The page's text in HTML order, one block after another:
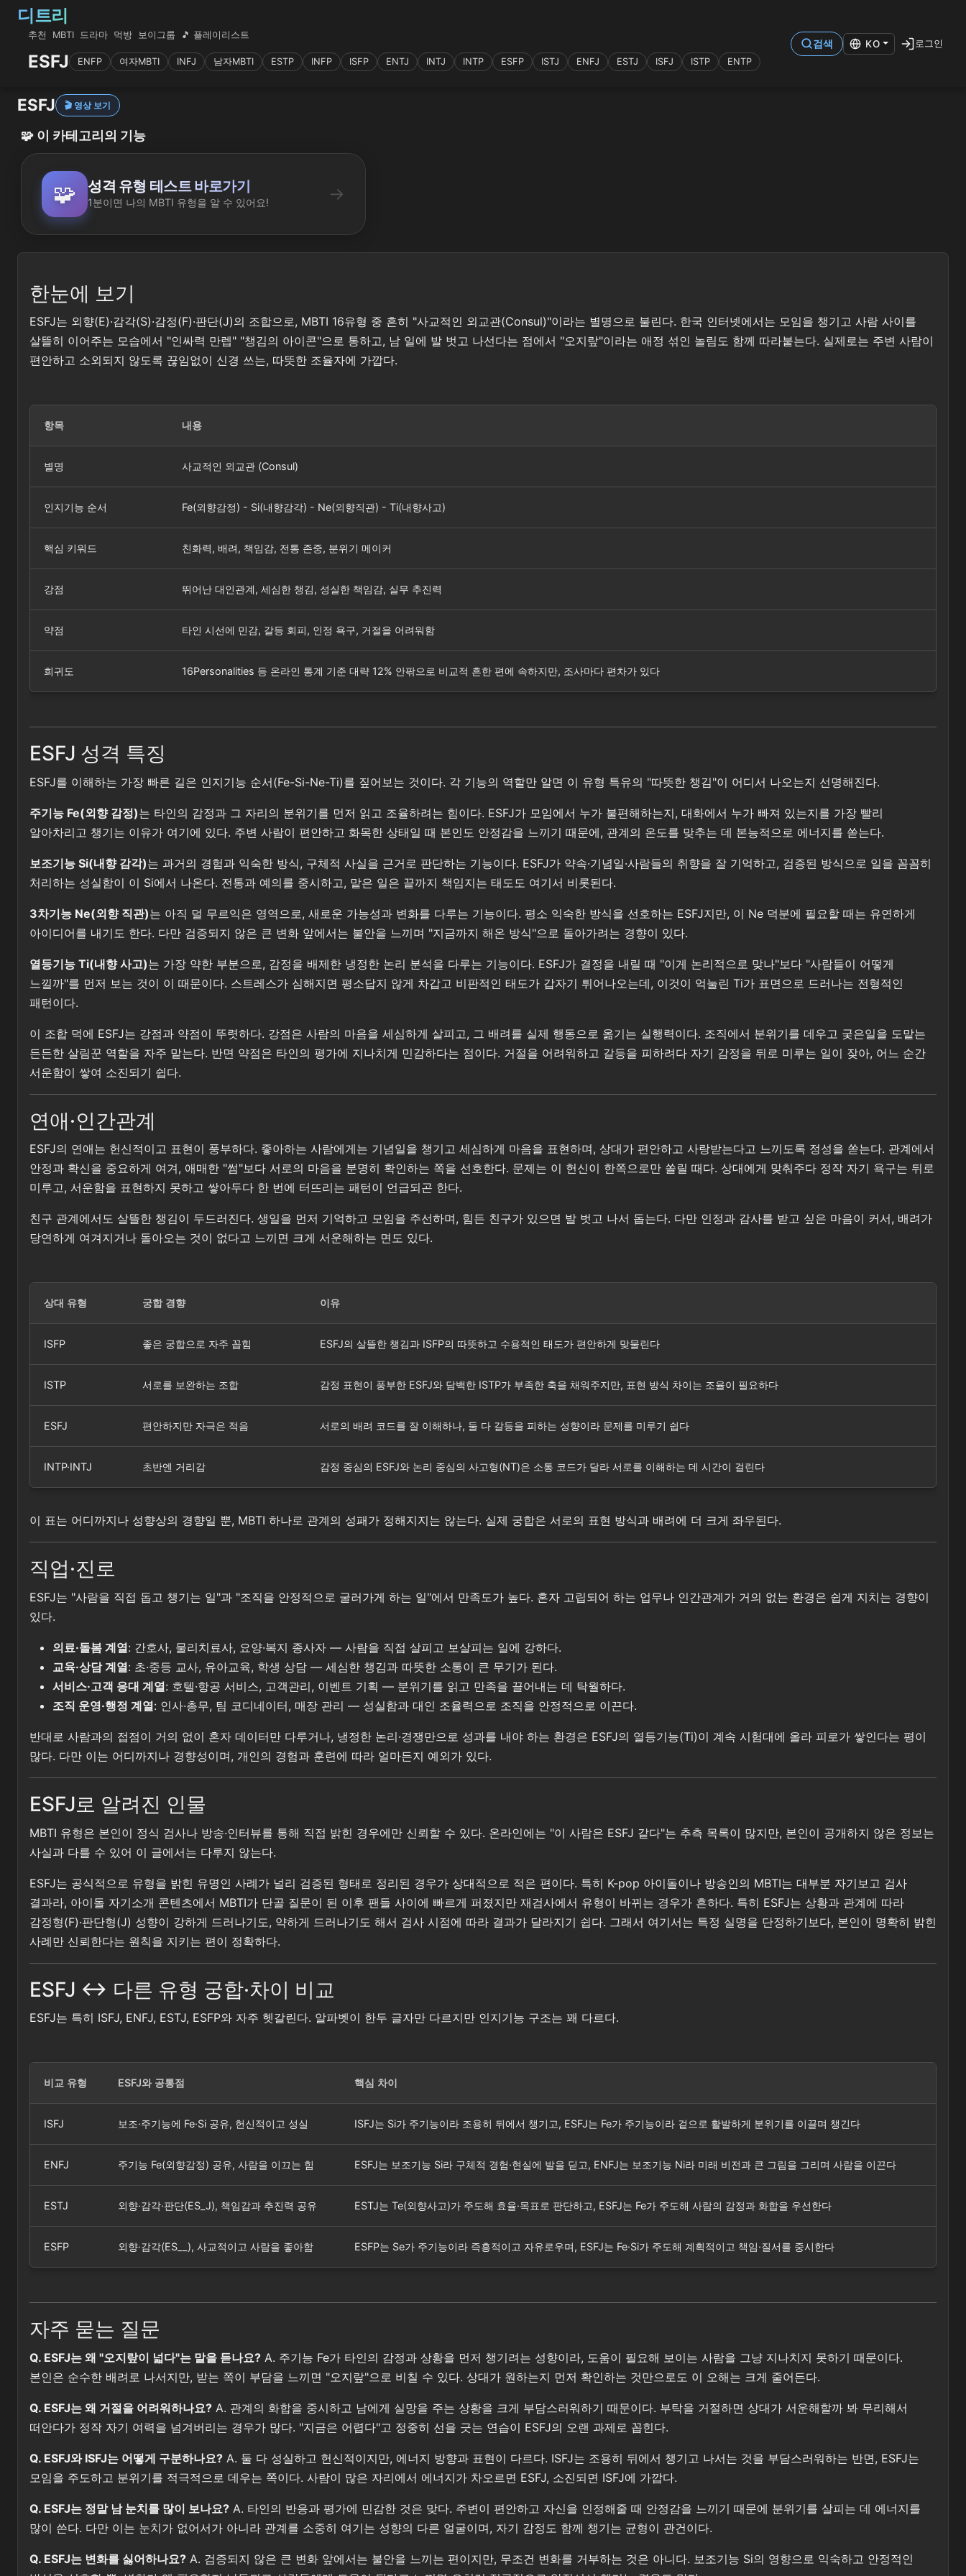
디트리
추천 MBTI 드라마 먹방 보이그룹 🎵 플레이리스트
ESFJ ENFP 여자MBTI INFJ 남자MBTI ESTP INFP ISFP ENTJ INTJ INTP ESFP ISTJ ENFJ ESTJ ISFJ ISTP ENTP
검색 KO 로그인
ESFJ 🎬 영상 보기
🧩 이 카테고리의 기능
🧩 성격 유형 테스트 바로가기
1분이면 나의 MBTI 유형을 알 수 있어요! →
한눈에 보기
ESFJ는 외향(E)·감각(S)·감정(F)·판단(J)의 조합으로, MBTI 16유형 중 흔히 "사교적인 외교관(Consul)"이라는 별명으로 불린다. 한국 인터넷에서는 모임을 챙기고 사람 사이를
살뜰히 이어주는 모습에서 "인싸력 만렙" "챙김의 아이콘"으로 통하고, 남 일에 발 벗고 나선다는 점에서 "오지랖"이라는 애정 섞인 놀림도 함께 따라붙는다. 실제로는 주변 사람이
편안하고 소외되지 않도록 끊임없이 신경 쓰는, 따뜻한 조율자에 가깝다.
항목 내용
별명 사교적인 외교관 (Consul)
인지기능 순서 Fe(외향감정) - Si(내향감각) - Ne(외향직관) - Ti(내향사고)
핵심 키워드 친화력, 배려, 책임감, 전통 존중, 분위기 메이커
강점 뛰어난 대인관계, 세심한 챙김, 성실한 책임감, 실무 추진력
약점 타인 시선에 민감, 갈등 회피, 인정 욕구, 거절을 어려워함
희귀도 16Personalities 등 온라인 통계 기준 대략 12% 안팎으로 비교적 흔한 편에 속하지만, 조사마다 편차가 있다
ESFJ 성격 특징
ESFJ를 이해하는 가장 빠른 길은 인지기능 순서(Fe-Si-Ne-Ti)를 짚어보는 것이다. 각 기능의 역할만 알면 이 유형 특유의 "따뜻한 챙김"이 어디서 나오는지 선명해진다.
주기능 Fe(외향 감정)는 타인의 감정과 그 자리의 분위기를 먼저 읽고 조율하려는 힘이다. ESFJ가 모임에서 누가 불편해하는지, 대화에서 누가 빠져 있는지를 가장 빨리
알아차리고 챙기는 이유가 여기에 있다. 주변 사람이 편안하고 화목한 상태일 때 본인도 안정감을 느끼기 때문에, 관계의 온도를 맞추는 데 본능적으로 에너지를 쏟는다.
보조기능 Si(내향 감각)는 과거의 경험과 익숙한 방식, 구체적 사실을 근거로 판단하는 기능이다. ESFJ가 약속·기념일·사람들의 취향을 잘 기억하고, 검증된 방식으로 일을 꼼꼼히
처리하는 성실함이 이 Si에서 나온다. 전통과 예의를 중시하고, 맡은 일은 끝까지 책임지는 태도도 여기서 비롯된다.
3차기능 Ne(외향 직관)는 아직 덜 무르익은 영역으로, 새로운 가능성과 변화를 다루는 기능이다. 평소 익숙한 방식을 선호하는 ESFJ지만, 이 Ne 덕분에 필요할 때는 유연하게
아이디어를 내기도 한다. 다만 검증되지 않은 큰 변화 앞에서는 불안을 느끼며 "지금까지 해온 방식"으로 돌아가려는 경향이 있다.
열등기능 Ti(내향 사고)는 가장 약한 부분으로, 감정을 배제한 냉정한 논리 분석을 다루는 기능이다. ESFJ가 결정을 내릴 때 "이게 논리적으로 맞나"보다 "사람들이 어떻게
느낄까"를 먼저 보는 것이 이 때문이다. 스트레스가 심해지면 평소답지 않게 차갑고 비판적인 태도가 갑자기 튀어나오는데, 이것이 억눌린 Ti가 표면으로 드러나는 전형적인
패턴이다.
이 조합 덕에 ESFJ는 강점과 약점이 뚜렷하다. 강점은 사람의 마음을 세심하게 살피고, 그 배려를 실제 행동으로 옮기는 실행력이다. 조직에서 분위기를 데우고 궂은일을 도맡는
든든한 살림꾼 역할을 자주 맡는다. 반면 약점은 타인의 평가에 지나치게 민감하다는 점이다. 거절을 어려워하고 갈등을 피하려다 자기 감정을 뒤로 미루는 일이 잦아, 어느 순간
서운함이 쌓여 소진되기 쉽다.
연애·인간관계
ESFJ의 연애는 헌신적이고 표현이 풍부하다. 좋아하는 사람에게는 기념일을 챙기고 세심하게 마음을 표현하며, 상대가 편안하고 사랑받는다고 느끼도록 정성을 쏟는다. 관계에서
안정과 확신을 중요하게 여겨, 애매한 "썸"보다 서로의 마음을 분명히 확인하는 쪽을 선호한다. 문제는 이 헌신이 한쪽으로만 쏠릴 때다. 상대에게 맞춰주다 정작 자기 욕구는 뒤로
미루고, 서운함을 표현하지 못하고 쌓아두다 한 번에 터뜨리는 패턴이 언급되곤 한다.
친구 관계에서도 살뜰한 챙김이 두드러진다. 생일을 먼저 기억하고 모임을 주선하며, 힘든 친구가 있으면 발 벗고 나서 돕는다. 다만 인정과 감사를 받고 싶은 마음이 커서, 배려가
당연하게 여겨지거나 돌아오는 것이 없다고 느끼면 크게 서운해하는 면도 있다.
상대 유형 궁합 경향 이유
ISFP 좋은 궁합으로 자주 꼽힘 ESFJ의 살뜰한 챙김과 ISFP의 따뜻하고 수용적인 태도가 편안하게 맞물린다
ISTP 서로를 보완하는 조합 감정 표현이 풍부한 ESFJ와 담백한 ISTP가 부족한 축을 채워주지만, 표현 방식 차이는 조율이 필요하다
ESFJ 편안하지만 자극은 적음 서로의 배려 코드를 잘 이해하나, 둘 다 갈등을 피하는 성향이라 문제를 미루기 쉽다
INTP·INTJ 초반엔 거리감 감정 중심의 ESFJ와 논리 중심의 사고형(NT)은 소통 코드가 달라 서로를 이해하는 데 시간이 걸린다
이 표는 어디까지나 성향상의 경향일 뿐, MBTI 하나로 관계의 성패가 정해지지는 않는다. 실제 궁합은 서로의 표현 방식과 배려에 더 크게 좌우된다.
직업·진로
ESFJ는 "사람을 직접 돕고 챙기는 일"과 "조직을 안정적으로 굴러가게 하는 일"에서 만족도가 높다. 혼자 고립되어 하는 업무나 인간관계가 거의 없는 환경은 쉽게 지치는 경향이
있다.
의료·돌봄 계열: 간호사, 물리치료사, 요양·복지 종사자 — 사람을 직접 살피고 보살피는 일에 강하다.
교육·상담 계열: 초·중등 교사, 유아교육, 학생 상담 — 세심한 챙김과 따뜻한 소통이 큰 무기가 된다.
서비스·고객 응대 계열: 호텔·항공 서비스, 고객관리, 이벤트 기획 — 분위기를 읽고 만족을 끌어내는 데 탁월하다.
조직 운영·행정 계열: 인사·총무, 팀 코디네이터, 매장 관리 — 성실함과 대인 조율력으로 조직을 안정적으로 이끈다.
반대로 사람과의 접점이 거의 없이 혼자 데이터만 다루거나, 냉정한 논리·경쟁만으로 성과를 내야 하는 환경은 ESFJ의 열등기능(Ti)이 계속 시험대에 올라 피로가 쌓인다는 평이
많다. 다만 이는 어디까지나 경향성이며, 개인의 경험과 훈련에 따라 얼마든지 예외가 있다.
ESFJ로 알려진 인물
MBTI 유형은 본인이 정식 검사나 방송·인터뷰를 통해 직접 밝힌 경우에만 신뢰할 수 있다. 온라인에는 "이 사람은 ESFJ 같다"는 추측 목록이 많지만, 본인이 공개하지 않은 정보는
사실과 다를 수 있어 이 글에서는 다루지 않는다.
ESFJ는 공식적으로 유형을 밝힌 유명인 사례가 널리 검증된 형태로 정리된 경우가 상대적으로 적은 편이다. 특히 K-pop 아이돌이나 방송인의 MBTI는 대부분 자기보고 검사
결과라, 아이돌 자기소개 콘텐츠에서 MBTI가 단골 질문이 된 이후 팬들 사이에 빠르게 퍼졌지만 재검사에서 유형이 바뀌는 경우가 흔하다. 특히 ESFJ는 상황과 관계에 따라
감정형(F)·판단형(J) 성향이 강하게 드러나기도, 약하게 드러나기도 해서 검사 시점에 따라 결과가 달라지기 쉽다. 그래서 여기서는 특정 실명을 단정하기보다, 본인이 명확히 밝힌
사례만 신뢰한다는 원칙을 지키는 편이 정확하다.
ESFJ ↔ 다른 유형 궁합·차이 비교
ESFJ는 특히 ISFJ, ENFJ, ESTJ, ESFP와 자주 헷갈린다. 알파벳이 한두 글자만 다르지만 인지기능 구조는 꽤 다르다.
비교 유형 ESFJ와 공통점 핵심 차이
ISFJ 보조·주기능에 Fe·Si 공유, 헌신적이고 성실 ISFJ는 Si가 주기능이라 조용히 뒤에서 챙기고, ESFJ는 Fe가 주기능이라 겉으로 활발하게 분위기를 이끌며 챙긴다
ENFJ 주기능 Fe(외향감정) 공유, 사람을 이끄는 힘 ESFJ는 보조기능 Si라 구체적 경험·현실에 발을 딛고, ENFJ는 보조기능 Ni라 미래 비전과 큰 그림을 그리며 사람을 이끈다
ESTJ 외향·감각·판단(ES_J), 책임감과 추진력 공유 ESTJ는 Te(외향사고)가 주도해 효율·목표로 판단하고, ESFJ는 Fe가 주도해 사람의 감정과 화합을 우선한다
ESFP 외향·감각(ES__), 사교적이고 사람을 좋아함 ESFP는 Se가 주기능이라 즉흥적이고 자유로우며, ESFJ는 Fe·Si가 주도해 계획적이고 책임·질서를 중시한다
자주 묻는 질문
Q. ESFJ는 왜 "오지랖이 넓다"는 말을 듣나요? A. 주기능 Fe가 타인의 감정과 상황을 먼저 챙기려는 성향이라, 도움이 필요해 보이는 사람을 그냥 지나치지 못하기 때문이다.
본인은 순수한 배려로 나서지만, 받는 쪽이 부담을 느끼면 "오지랖"으로 비칠 수 있다. 상대가 원하는지 먼저 확인하는 것만으로도 이 오해는 크게 줄어든다.
Q. ESFJ는 왜 거절을 어려워하나요? A. 관계의 화합을 중시하고 남에게 실망을 주는 상황을 크게 부담스러워하기 때문이다. 부탁을 거절하면 상대가 서운해할까 봐 무리해서
떠안다가 정작 자기 여력을 넘겨버리는 경우가 많다. "지금은 어렵다"고 정중히 선을 긋는 연습이 ESFJ의 오랜 과제로 꼽힌다.
Q. ESFJ와 ISFJ는 어떻게 구분하나요? A. 둘 다 성실하고 헌신적이지만, 에너지 방향과 표현이 다르다. ISFJ는 조용히 뒤에서 챙기고 나서는 것을 부담스러워하는 반면, ESFJ는
모임을 주도하고 분위기를 적극적으로 데우는 쪽이다. 사람이 많은 자리에서 에너지가 차오르면 ESFJ, 소진되면 ISFJ에 가깝다.
Q. ESFJ는 정말 남 눈치를 많이 보나요? A. 타인의 반응과 평가에 민감한 것은 맞다. 주변이 편안하고 자신을 인정해줄 때 안정감을 느끼기 때문에 분위기를 살피는 데 에너지를
많이 쓴다. 다만 이는 눈치가 없어서가 아니라 관계를 소중히 여기는 성향의 다른 얼굴이며, 자기 감정도 함께 챙기는 균형이 관건이다.
Q. ESFJ는 변화를 싫어하나요? A. 검증되지 않은 큰 변화 앞에서는 불안을 느끼는 편이지만, 무조건 변화를 거부하는 것은 아니다. 보조기능 Si의 영향으로 익숙하고 안정적인